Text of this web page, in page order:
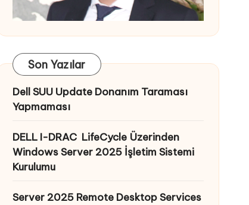
Son Yazılar
Dell SUU Update Donanım Taraması
Yapmaması
DELL I-DRAC LifeCycle Üzerinden
Windows Server 2025 İşletim Sistemi
Kurulumu
Server 2025 Remote Desktop Services